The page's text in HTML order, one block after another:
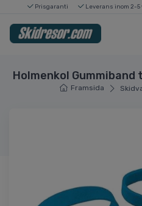
Prisgaranti Leverans inom 2-5
Holmenkol
Framsida